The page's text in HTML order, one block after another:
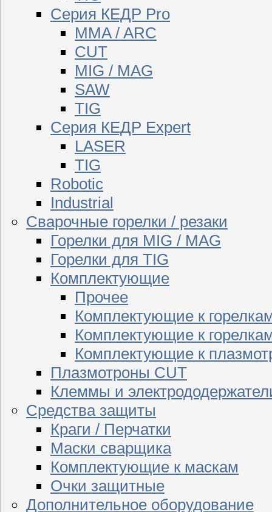
Серия КЕДР Pro
MMA / ARC
CUT
MIG / MAG
SAW
TIG
Серия КЕДР Expert
LASER
TIG
Robotic
Industrial
Сварочные горелки / резаки
Горелки для MIG / MAG
Горелки для TIG
Комплектующие
Прочее
Комплектующие к
Комплектующие к
Комплектующие к
Плазмотроны CUT
Клеммы и
Средства защиты
Краги / Перчатки
Маски сварщика
Комплектующие к маскам
Очки защитные
Дополнительное оборудование